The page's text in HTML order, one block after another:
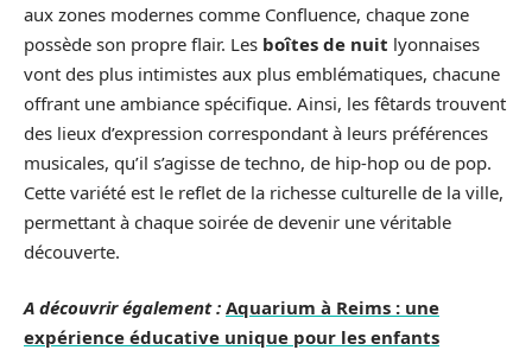
aux zones modernes comme Confluence, chaque zone
possède son propre flair. Les boîtes de nuit lyonnaises
vont des plus intimistes aux plus emblématiques, chacune
offrant une ambiance spécifique. Ainsi, les fêtards trouvent
des lieux d’expression correspondant à leurs préférences
musicales, qu’il s’agisse de techno, de hip-hop ou de pop.
Cette variété est le reflet de la richesse culturelle de la ville,
permettant à chaque soirée de devenir une véritable
découverte.
A découvrir également : Aquarium à Reims : une
expérience éducative unique pour les enfants